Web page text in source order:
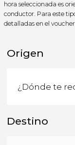
hora seleccionada es
conductor. Para este
detalladas en el
Origen
Destino